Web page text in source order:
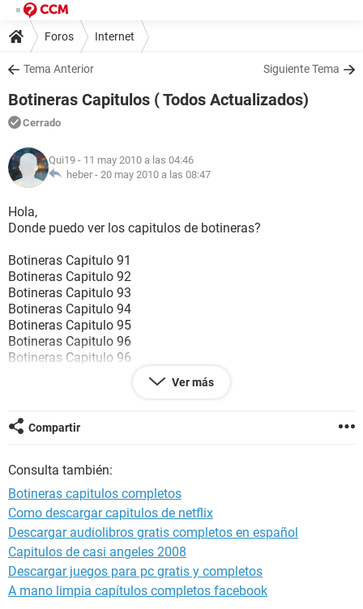
Foros Internet
Tema Anterior Siguiente Tema
Botineras Capitulos ( Todos Actualizados)
Cerrado
Qui19 - 11 may 2010 a las 04:46
heber - 20 may 2010 a las 08:47
Hola,
Donde puedo ver los capitulos de botineras?
Botineras Capitulo 91
Botineras Capitulo 92
Botineras Capitulo 93
Botineras Capitulo 94
Botineras Capitulo 95
Botineras Capitulo 96
Botineras Capitulo 96
Botineras Capitulo 101
Botineras Capitulo 102
Botineras Capitulo 104
Botineras Capitulo 105
Botineras Capitulo 106
Botineras Capitulo 107
Botineras Capitulo 108
Botineras Capitulo 109
Botineras Capitulo 110
Botineras Capitulo 111
Botineras Capitulo 112
Ver más
Compartir
Consulta también:
Botineras capitulos completos
Como descargar capitulos de netflix
Descargar audiolibros gratis completos en español
Capitulos de casi angeles 2008
Descargar juegos para pc gratis y completos
A mano limpia capítulos completos facebook